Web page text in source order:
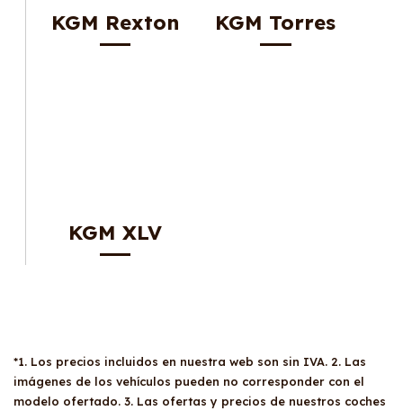
KGM Rexton KGM Torres
KGM XLV
*1. Los precios incluidos en nuestra web son sin IVA. 2. Las
imágenes de los vehículos pueden no corresponder con el
modelo ofertado. 3. Las ofertas y precios de nuestros coches